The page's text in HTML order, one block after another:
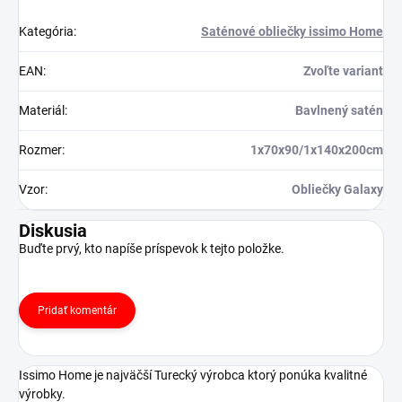
Kategória: Saténové obliečky issimo Home
EAN: Zvoľte variant
Materiál : Bavlnený satén
Rozmer: 1x70x90/1x140x200cm
Vzor: Obliečky Galaxy
Diskusia
Buďte prvý, kto napíše príspevok k tejto položke.
Pridať komentár
Issimo Home je najväčší Turecký výrobca ktorý ponúka kvalitné
výrobky.